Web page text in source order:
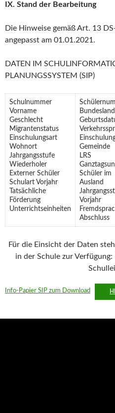
IX. Stand der Bearbeitung
Die Hinweise gemäß Art. 13
angepasst am 01.01.2021.
DATEN IM
PLANUNGSSYSTEM (SIP)
Schulnummer
Vorname
Geschlecht
Migrantenstatus
Einschulungsart
Wohnort
Jahrgangsstufe
Wiederholer
Externer Schüler
Schulart Vorjahr
Tatsächliche
Förderung
Unterrichtseinheiten
Bundesland
Gemeinde
LRS
Schüler im
Ausland
Vorjahr
Abschluss
Für die Einsicht der Daten
in der Schule zur
Info-Papier SIP zum Download